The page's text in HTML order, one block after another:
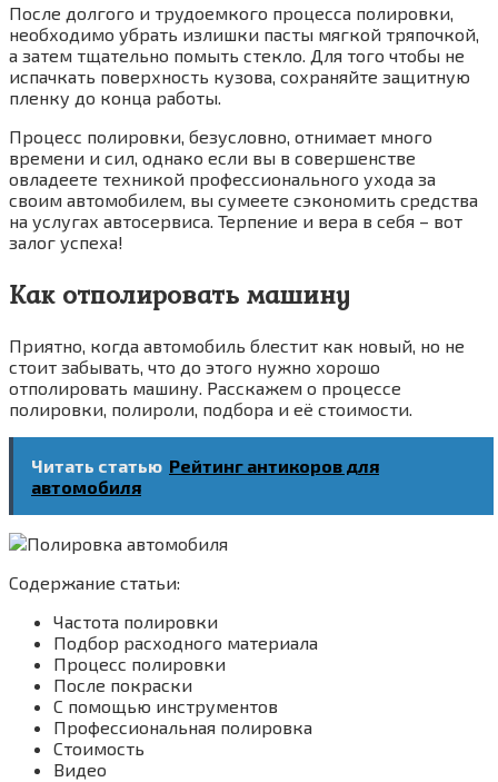
После долгого и трудоемкого процесса полировки,
необходимо убрать излишки пасты мягкой тряпочкой,
а затем тщательно помыть стекло. Для того чтобы не
испачкать поверхность кузова, сохраняйте защитную
пленку до конца работы.
Процесс полировки, безусловно, отнимает много
времени и сил, однако если вы в совершенстве
овладеете техникой профессионального ухода за
своим автомобилем, вы сумеете сэкономить средства
на услугах автосервиса. Терпение и вера в себя – вот
залог успеха!
Как отполировать машину
Приятно, когда автомобиль блестит как новый, но не
стоит забывать, что до этого нужно хорошо
отполировать машину. Расскажем о процессе
полировки, полироли, подбора и её стоимости.
Читать статью Рейтинг антикоров для
автомобиля
Содержание статьи:
Частота полировки
Подбор расходного материала
Процесс полировки
После покраски
С помощью инструментов
Профессиональная полировка
Стоимость
Видео